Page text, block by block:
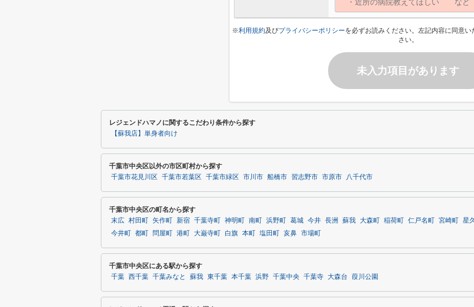
※利用規約及びプライバシーポリシーを必ずお読みください。左記内容に同意
さい。
未入力項目があります
レジェンドハマノに関するこだわり条件から探す
【蘇我店】単身者向け
千葉市中央区以外の市区町村から探す
千葉市花見川区 千葉市若葉区 千葉市緑区 市川市 船橋市 習志野市 市原市 八千代市
千葉市中央区の町名から探す
末広 村田町 矢作町 新宿 千葉寺町 神明町 南町 浜野町 葛城 今井 長洲 蘇我 大森町 稲荷町 仁戸名町 宮崎町 星
今井町
都町 問屋町 港町 大巌寺町 白旗 本町 塩田町 亥鼻 市場町
千葉市中央区にある駅から探す
千葉 西千葉 千葉みなと 蘇我 東千葉 本千葉 浜野 千葉中央 千葉寺 大森台 葭川公園